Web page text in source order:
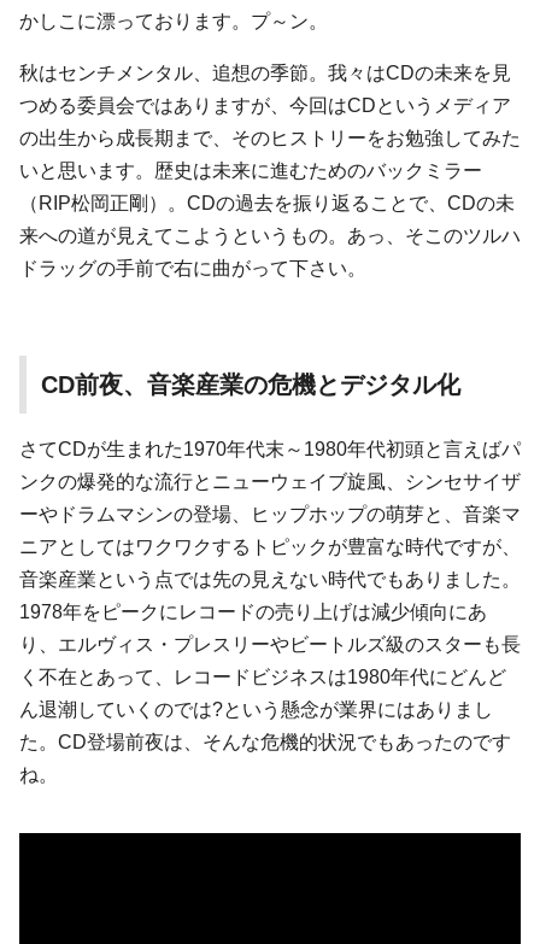
かしこに漂っております。プ～ン。
秋はセンチメンタル、追想の季節。我々はCDの未来を見
つめる委員会ではありますが、今回はCDというメディア
の出生から成長期まで、そのヒストリーをお勉強してみた
いと思います。歴史は未来に進むためのバックミラー
（RIP松岡正剛）。CDの過去を振り返ることで、CDの未
来への道が見えてこようというもの。あっ、そこのツルハ
ドラッグの手前で右に曲がって下さい。
CD前夜、音楽産業の危機とデジタル化
さてCDが生まれた1970年代末～1980年代初頭と言えばパ
ンクの爆発的な流行とニューウェイブ旋風、シンセサイザ
ーやドラムマシンの登場、ヒップホップの萌芽と、音楽マ
ニアとしてはワクワクするトピックが豊富な時代ですが、
音楽産業という点では先の見えない時代でもありました。
1978年をピークにレコードの売り上げは減少傾向にあ
り、エルヴィス・プレスリーやビートルズ級のスターも長
く不在とあって、レコードビジネスは1980年代にどんど
ん退潮していくのでは?という懸念が業界にはありまし
た。CD登場前夜は、そんな危機的状況でもあったのです
ね。